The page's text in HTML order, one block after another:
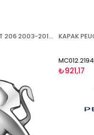
AYNA PEUGEOT 206 2003-2010 ELEKTRİKLİ ISITMALI ASTARLI SENSÖRLÜ SAĞ
MC012.2194
₺921,17